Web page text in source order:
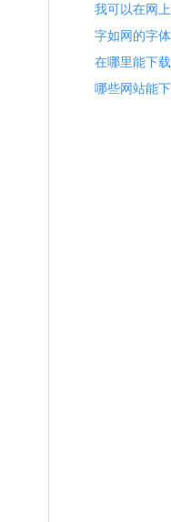
我可以在网
字如网的字
在哪里能下
哪些网站能